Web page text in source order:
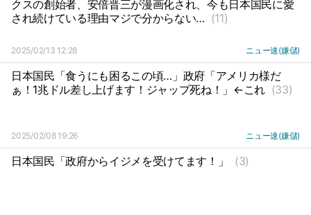
クスの創始者、安倍晋三が漫画化され、今も日本国民に愛
され続けている理由マジで分からない… (11)
2025/02/13 12:28 ニュー速(嫌儲)
日本国民「食うにも困るこの頃…」政府「アメリカ様だ
ぁ！1兆ドル差し上げます！ジャップ死ね！」←これ (33)
2025/02/08 19:26 ニュー速(嫌儲)
日本国民「政府からイジメを受けてます！」 (3)